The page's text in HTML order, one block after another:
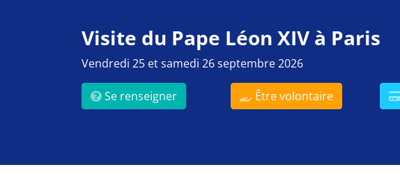
Visite du Pape Léon XIV à Paris
Vendredi 25 et samedi 26 septembre 2026
Se renseigner Être volontaire